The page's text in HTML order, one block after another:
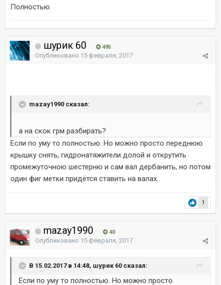
Полностью.
шурик 60 495
Опубликовано 15 февраля, 2017
mazay1990 сказал:
а на скок грм разбирать?
Если по уму то полностью. Но можно просто переднюю
крышку снять, гидронатяжители долой и открутить
промежуточною шестерню и сам вал дербанить, но потом
один фиг метки придётся ставить на валах.
1
mazay1990 40
Опубликовано 15 февраля, 2017
В 15.02.2017 в 14:48, шурик 60 сказал:
Если по уму то полностью. Но можно просто